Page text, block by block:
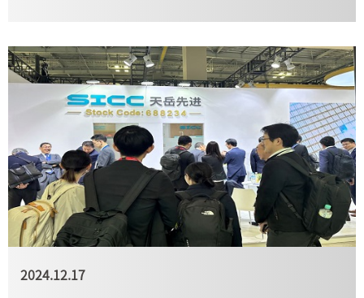
首家获此殊荣的企业，标志着天岳先进在创新管理和知
识产权管理方面达到新的高度。 《创新管理—知识产权
管...
2024.12.17